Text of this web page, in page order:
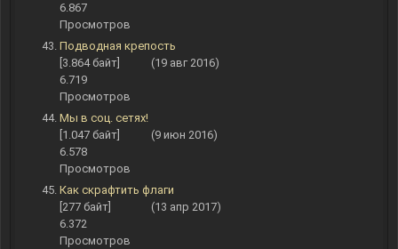
6.867
Просмотров
Подводная крепость
[3.864 байт]
(19 авг 2016)
6.719
Просмотров
Мы в соц. сетях!
[1.047 байт]
(9 июн 2016)
6.578
Просмотров
Как скрафтить флаги
[277 байт]
(13 апр 2017)
6.372
Просмотров